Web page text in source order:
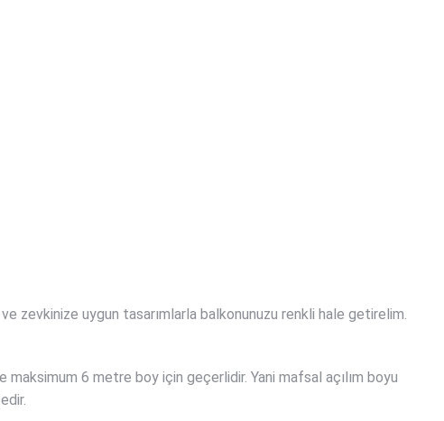
zevkinize uygun tasarımlarla balkonunuzu renkli hale getirelim.
maksimum 6 metre boy için geçerlidir. Yani mafsal açılım boyu